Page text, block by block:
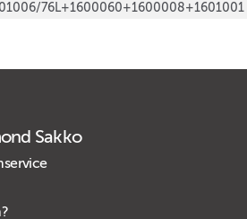
76L+1600060+1600008+1601001
Sakko